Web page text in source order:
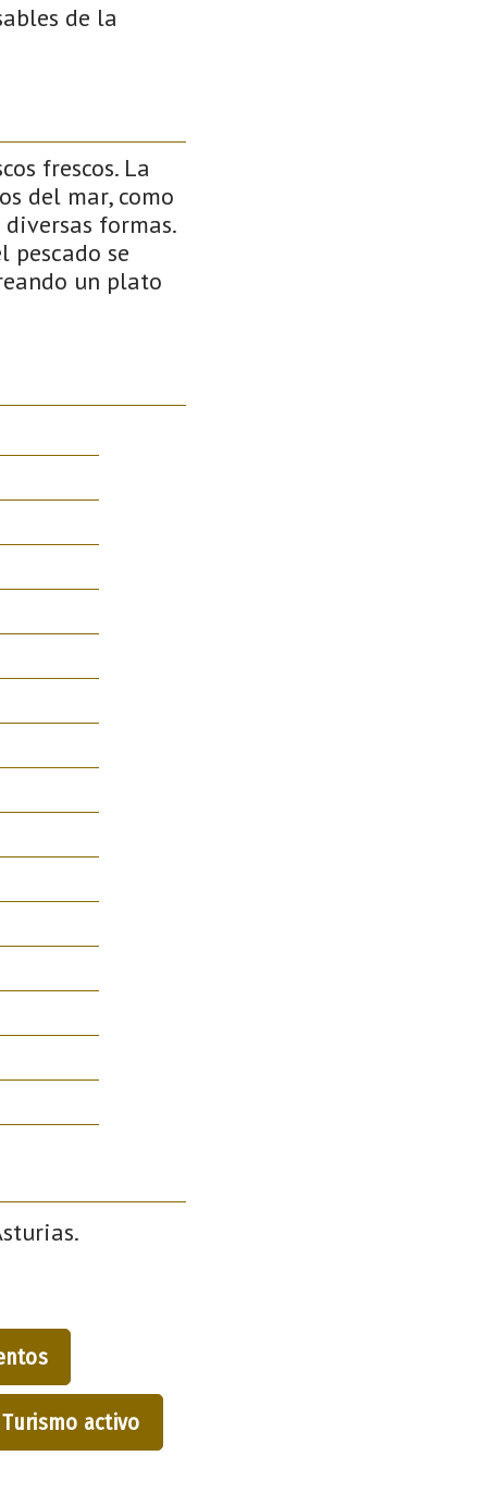
de la
frescos. La
del mar, como
formas.
pescado se
un plato
Turismo activo